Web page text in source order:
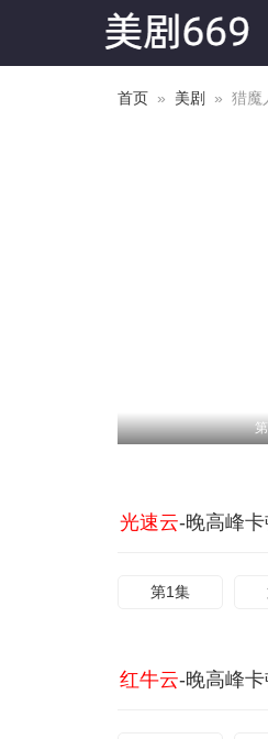
首页 » 美剧 » 猎魔
光速云-晚高峰
第1集
红牛云-晚高峰